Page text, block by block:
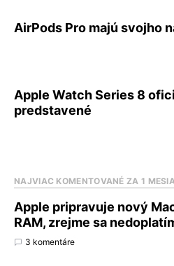
AirPods Pro majú svojho
Apple Watch Series 8
predstavené
NAJVIAC KOMENTOVANÉ ZA 1
Apple pripravuje nový
RAM, zrejme sa
3 komentáre